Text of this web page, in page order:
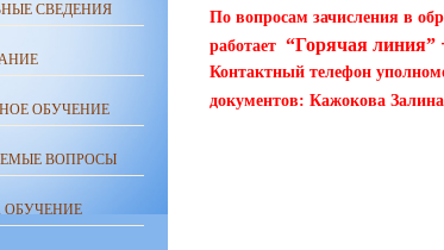
По вопросам зачисления в
работает “Горячая линия”
Контактный телефон
документов: Кажокова
СВЕДЕНИЯ
ОБУЧЕНИЕ
ВОПРОСЫ